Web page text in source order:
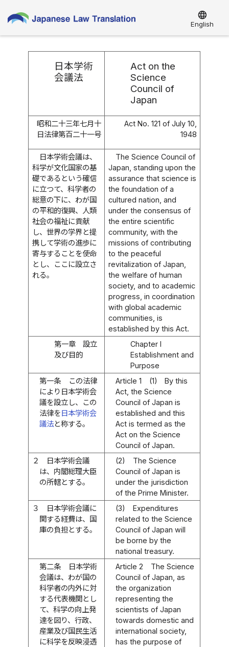
language
English
日本学術
会議法
Act on the
Science
Council of
Japan
昭和二十三年七月十
日法律第百二十一号
Act No. 121 of July 10,
1948
日本学術会議は、
科学が文化国家の基
礎であるという確信
に立つて、科学者の
総意の下に、わが国
の平和的復興、人類
社会の福祉に貢献
し、世界の学界と提
携して学術の進歩に
寄与することを使命
とし、ここに設立さ
れる。
The Science Council of
Japan, standing upon the
assurance that science is
the foundation of a
cultured nation, and
under the consensus of
the entire scientific
community, with the
missions of contributing
to the peaceful
revitalization of Japan,
the welfare of human
society, and to academic
progress, in coordination
with global academic
communities, is
established by this Act.
第一章 設立
及び目的
Chapter I
Establishment and
Purpose
第一条
この法律
により日本学術会
議を設立し、この
法律を日本学術会
議法と称する。
Article 1 (1)
By this
Act, the Science
Council of Japan is
established and this
Act is termed as the
Act on the Science
Council of Japan.
２
日本学術会議
は、内閣総理大臣
の所轄とする。
(2)
The Science
Council of Japan is
under the jurisdiction
of the Prime Minister.
３
日本学術会議に
関する経費は、国
庫の負担とする。
(3)
Expenditures
related to the Science
Council of Japan will
be borne by the
national treasury.
第二条
日本学術
会議は、わが国の
科学者の内外に対
する代表機関とし
て、科学の向上発
達を図り、行政、
産業及び国民生活
に科学を反映浸透
Article 2
The Science
Council of Japan, as
the organization
representing the
scientists of Japan
towards domestic and
international society,
has the purpose of